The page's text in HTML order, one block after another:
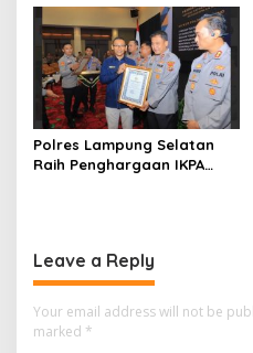
Pagelaran Seni Budaya
Wayang Kulit
Polres Lampung Selatan
Raih Penghargaan IKPA
Leave a Reply
Your email address will not be
marked *